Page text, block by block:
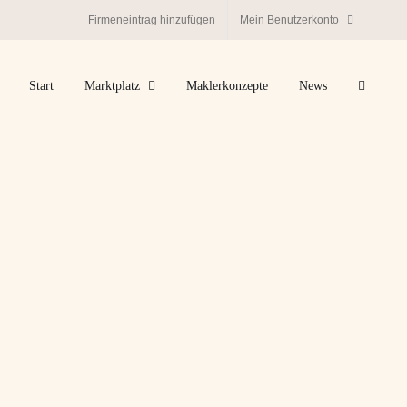
Firmeneintrag hinzufügen Mein Benutzerkonto
Start Marktplatz Maklerkonzepte News